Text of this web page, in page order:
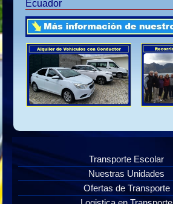
Ecuador
Transporte Escolar
Nuestras Unidades
Ofertas de Transporte